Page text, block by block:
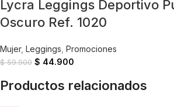
Lycra Leggings Deportivo
Oscuro Ref. 1020
Mujer, Leggings Promociones
$59.900 $ 44.900
Productos relacionados